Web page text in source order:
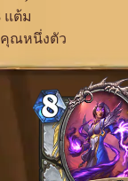
แต้ม
คุณหนึ่งตัว